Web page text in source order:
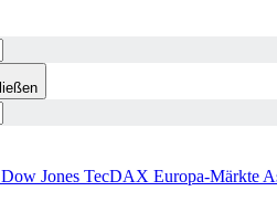
Dow Jones TecDAX Europa-Märkte